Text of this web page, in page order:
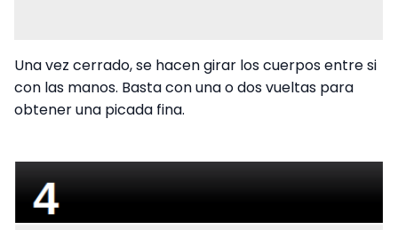
Una vez cerrado, se hacen girar los cuerpos entre si
con las manos. Basta con una o dos vueltas para
obtener una picada fina.